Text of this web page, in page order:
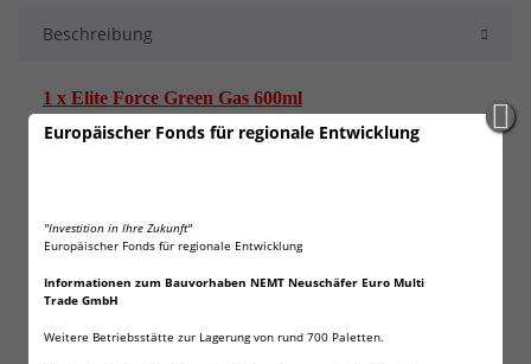
Europäischer Fonds für regionale Entwicklung
"Investition in Ihre Zukunft"
Europäischer Fonds für regionale Entwicklung
Informationen zum Bauvorhaben NEMT Neuschäfer Euro Multi
Trade GmbH
Weitere Betriebsstätte zur Lagerung von rund 700 Paletten.
Beschreibung
1 x Elite Force Green Gas 600ml
Besondere Eignung für GBB-Kurzwaffen
Pflegend wirkender Silikonöl-Anteil
Optimale Funktion bei mittleren Temperaturen
Beste Betriebstemperatur: 14°C bis 27°C